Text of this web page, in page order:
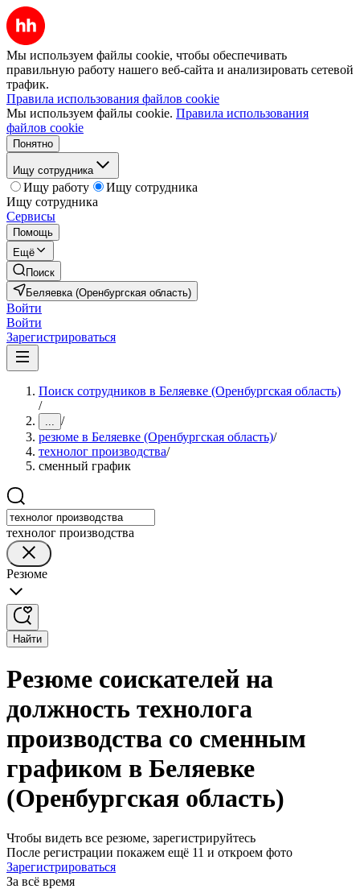
Мы используем файлы cookie, чтобы обеспечивать
правильную работу нашего веб-сайта и анализировать сетевой
трафик.
Правила использования файлов cookie
Мы используем файлы cookie. Правила использования
файлов cookie
Понятно
Ищу сотрудника
Ищу работу
Ищу сотрудника
Ищу сотрудника
Сервисы
Помощь
Ещё
Поиск
Беляевка (Оренбургская область)
Войти
Войти
Зарегистрироваться
Поиск сотрудников в Беляевке (Оренбургская область)
/
... /
резюме в Беляевке (Оренбургская область)/
технолог производства/
сменный график
технолог производства
Резюме
Найти
Резюме соискателей на
должность технолога
производства со сменным
графиком в Беляевке
(Оренбургская область)
Чтобы видеть все резюме, зарегистрируйтесь
После регистрации покажем ещё 11 и откроем фото
Зарегистрироваться
За всё время